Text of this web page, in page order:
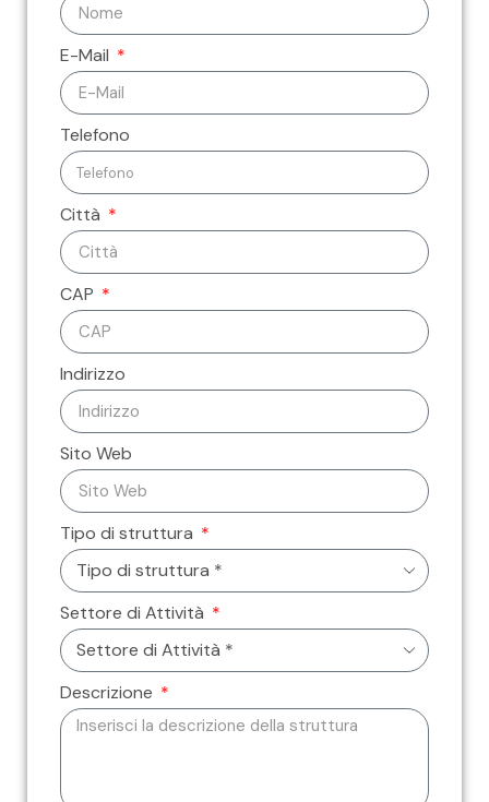
E-Mail
Telefono
Città
CAP
Indirizzo
Sito Web
Tipo di struttura
Settore di Attività
Descrizione